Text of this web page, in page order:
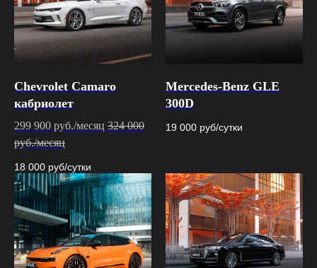
Chevrolet Camaro
кабриолет
299 900 руб./месяц 324 000
руб./месяц
18 000 руб/сутки
Mercedes-Benz GLE
300D
19 000 руб/сутки